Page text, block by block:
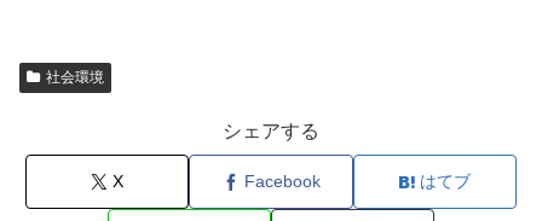
社会環境
シェアする
X Facebook はてブ